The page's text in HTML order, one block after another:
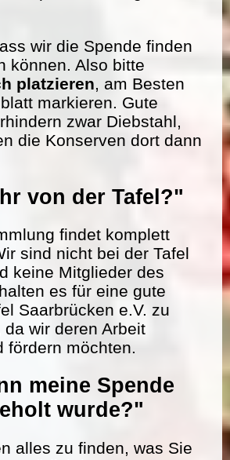
wir die Spende finden
können. Also bitte
platzieren, am Besten
markieren. Gute
zwar Diebstahl,
die Konserven dort dann
von der Tafel?"
findet komplett
sind nicht bei der Tafel
keine Mitglieder des
es für eine gute
Saarbrücken e.V. zu
wir deren Arbeit
fördern möchten.
meine Spende
wurde?"
alles zu finden, was Sie